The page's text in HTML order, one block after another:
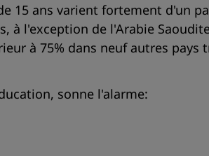
15 ans varient fortement d'un
l'exception de l'Arabie
à 75% dans neuf autres
sonne l'alarme: